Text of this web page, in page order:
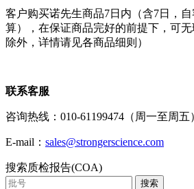
客户购买诺先生商品7日内（含7日，
算），在保证商品完好的前提下，可
除外，详情请见各商品细则）
联系客服
咨询热线：010-61199474（周一至周五
E-mail： sales@strongerscience.com
搜索质检报告(COA)
搜索